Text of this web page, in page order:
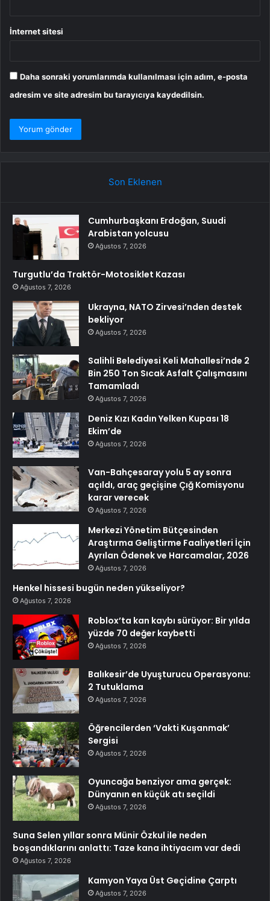
İnternet sitesi
Daha sonraki yorumlarımda kullanılması için adım, e-posta
adresim ve site adresim bu tarayıcıya kaydedilsin.
Son Eklenen
Cumhurbaşkanı Erdoğan, Suudi
Arabistan yolcusu
Ağustos 7, 2026
Turgutlu’da Traktör-Motosiklet Kazası
Ağustos 7, 2026
Ukrayna, NATO Zirvesi’nden destek
bekliyor
Ağustos 7, 2026
Salihli Belediyesi Keli Mahallesi’nde 2
Bin 250 Ton Sıcak Asfalt Çalışmasını
Tamamladı
Ağustos 7, 2026
Deniz Kızı Kadın Yelken Kupası 18
Ekim’de
Ağustos 7, 2026
Van-Bahçesaray yolu 5 ay sonra
açıldı, araç geçişine Çığ Komisyonu
karar verecek
Ağustos 7, 2026
Merkezi Yönetim Bütçesinden
Araştırma Geliştirme Faaliyetleri İçin
Ayrılan Ödenek ve Harcamalar, 2026
Ağustos 7, 2026
Henkel hissesi bugün neden yükseliyor?
Ağustos 7, 2026
Roblox’ta kan kaybı sürüyor: Bir yılda
yüzde 70 değer kaybetti
Ağustos 7, 2026
Balıkesir’de Uyuşturucu Operasyonu:
2 Tutuklama
Ağustos 7, 2026
Öğrencilerden ‘Vakti Kuşanmak’
Sergisi
Ağustos 7, 2026
Oyuncağa benziyor ama gerçek:
Dünyanın en küçük atı seçildi
Ağustos 7, 2026
Suna Selen yıllar sonra Münir Özkul ile neden
boşandıklarını anlattı: Taze kana ihtiyacım var dedi
Ağustos 7, 2026
Kamyon Yaya Üst Geçidine Çarptı
Ağustos 7, 2026